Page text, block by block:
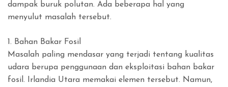
dampak buruk polutan. Ada beberapa hal yang
menyulut masalah tersebut.
1. Bahan Bakar Fosil
Masalah paling mendasar yang terjadi tentang kualitas
udara berupa penggunaan dan eksploitasi bahan bakar
fosil. Irlandia Utara memakai elemen tersebut. Namun,